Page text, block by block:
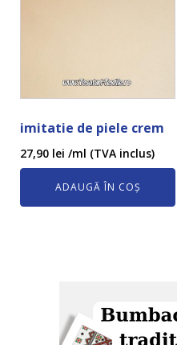
imitatie de piele crem
27,90 lei /ml (TVA inclus)
ADAUGĂ ÎN COȘ